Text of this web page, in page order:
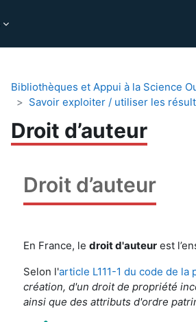
Bibliothèques et Appui à la Science
Savoir exploiter / utiliser les
Droit d’auteur
Droit d’auteur
En France, le droit d'auteur est
Selon l'article L111-1 du code de
création, d'un droit de propriété
ainsi que des attributs d'ordre